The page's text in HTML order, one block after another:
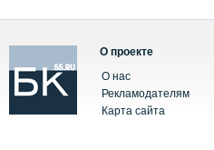
О проекте
О нас
Рекламодателям
Карта сайта